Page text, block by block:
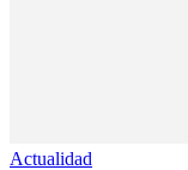
Actualidad